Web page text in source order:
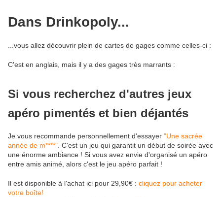
Dans Drinkopoly...
...vous allez découvrir plein de cartes de gages comme celles-ci :
C'est en anglais, mais il y a des gages très marrants :
Si vous recherchez d'autres jeux
apéro pimentés et bien déjantés
Je vous recommande personnellement d'essayer "Une sacrée
année de m****" . C'est un jeu qui garantit un début de soirée avec
une énorme ambiance ! Si vous avez envie d'organisé un apéro
entre amis animé, alors c'est le jeu apéro parfait !
Il est disponible à l'achat ici pour 29,90€ : cliquez pour acheter
votre boîte!